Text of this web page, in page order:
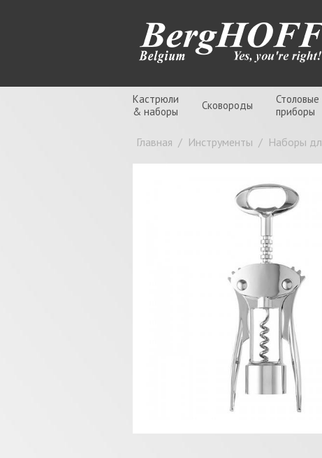
Кастрюли
& наборы
Сковороды
Столовые
приборы
Главная / Инструменты / Наборы